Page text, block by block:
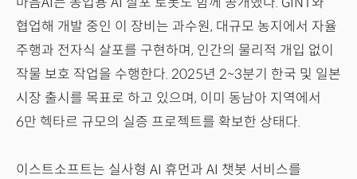
협업해 개발 중인 이 장비는 과수원, 대규모 농지에서 자율
주행과 전자식 살포를 구현하며, 인간의 물리적 개입 없이
작물 보호 작업을 수행한다. 2025년 2~3분기 한국 및 일본
시장 출시를 목표로 하고 있으며, 이미 동남아 지역에서
6만 헥타르 규모의 실증 프로젝트를 확보한 상태다.
이스트소프트는 실사형 AI 휴먼과 AI 챗봇 서비스를